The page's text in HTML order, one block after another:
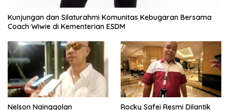
Kunjungan dan Silaturahmi Komunitas Kebugaran Bersama
Coach Wiwie di Kementerian ESDM
Nelson Nainggolan
Rocky Safei Resmi Dilantik